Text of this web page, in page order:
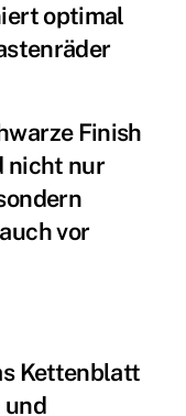
optimal
Finish
nicht nur
vor
Kettenblatt
und